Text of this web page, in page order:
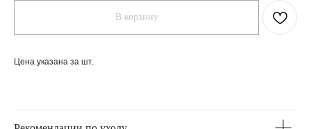
В корзину
Цена указана за шт.